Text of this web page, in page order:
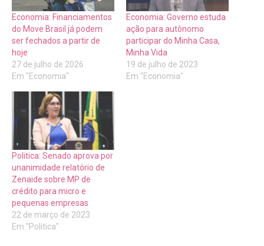
Economia: Financiamentos
do Move Brasil já podem
ser fechados a partir de
hoje
27 de julho de 2026
Em "Economia"
Economia: Governo estuda
ação para autônomo
participar do Minha Casa,
Minha Vida
19 de julho de 2023
Em "Economia"
Politica: Senado aprova por
unanimidade relatório de
Zenaide sobre MP de
crédito para micro e
pequenas empresas
22 de março de 2023
Em "Politica"